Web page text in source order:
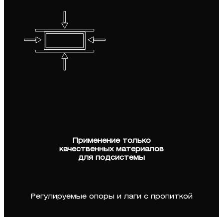
Применение только
качественных материалов
для подсистемы
Регулируемые опоры и лаги с пропиткой